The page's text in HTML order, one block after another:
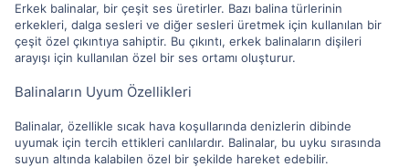
Erkek balinalar, bir çeşit ses üretirler. Bazı balina türlerinin
erkekleri, dalga sesleri ve diğer sesleri üretmek için kullanılan bir
çeşit özel çıkıntıya sahiptir. Bu çıkıntı, erkek balinaların dişileri
arayışı için kullanılan özel bir ses ortamı oluşturur.
Balinaların Uyum Özellikleri
Balinalar, özellikle sıcak hava koşullarında denizlerin dibinde
uyumak için tercih ettikleri canlılardır. Balinalar, bu uyku sırasında
suyun altında kalabilen özel bir şekilde hareket edebilir.